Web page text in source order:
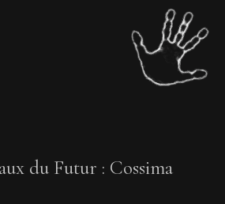
du Futur : Cossima